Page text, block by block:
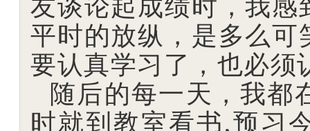
友谈论起成绩时，我
平时的放纵，是多么
要认真学习了，也必须
随后的每一天，我都
时就到教室看书,预习